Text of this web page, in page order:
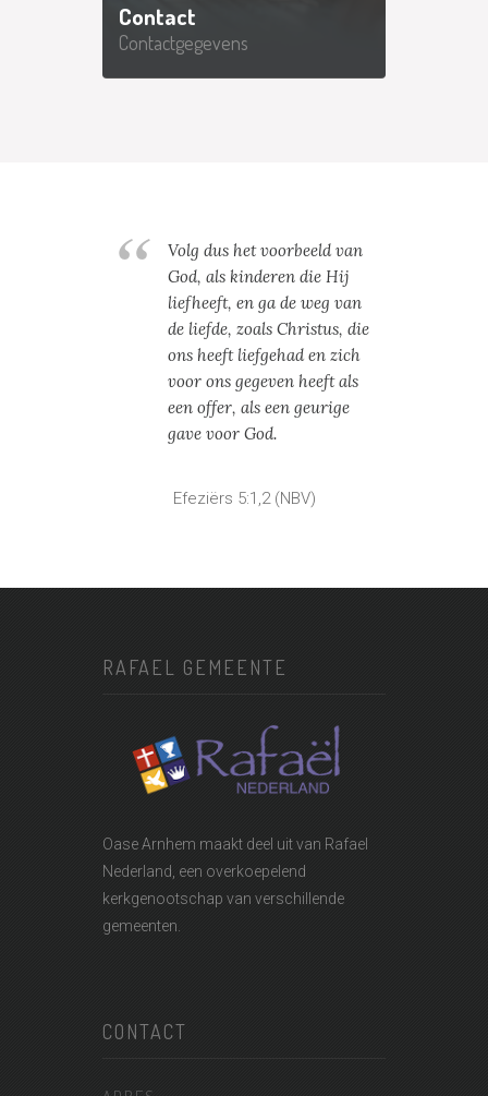
Contact
Contactgegevens
Volg dus het voorbeeld van
God, als kinderen die Hij
liefheeft, en ga de weg van
de liefde, zoals Christus, die
ons heeft liefgehad en zich
voor ons gegeven heeft als
een offer, als een geurige
gave voor God.
Efeziërs 5:1,2 (NBV)
RAFAEL GEMEENTE
Oase Arnhem maakt deel uit van Rafael
Nederland , een overkoepelend
kerkgenootschap van verschillende
gemeenten.
CONTACT